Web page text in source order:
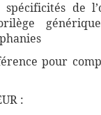
spécificités de
pour
: